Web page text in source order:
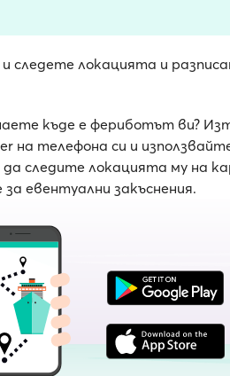
следете локацията и
къде е фериботът ви?
на телефона си и
да следите локацията му на
евентуални закъснения.